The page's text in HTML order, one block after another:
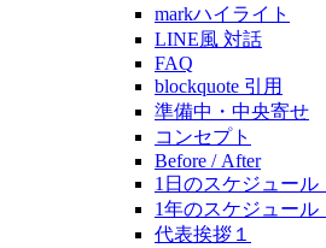
markハイライト
LINE風 対話
FAQ
blockquote 引用
準備中・中央寄せ
コンセプト
Before / After
1日のスケジュール
1年のスケジュール
代表挨拶１